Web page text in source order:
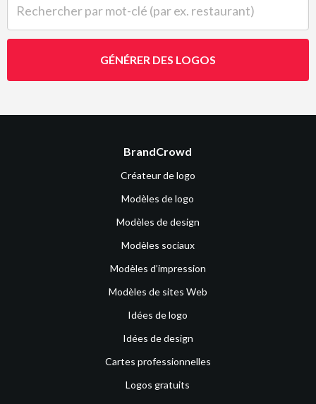
GÉNÉRER DES LOGOS
BrandCrowd
Créateur de logo
Modèles de logo
Modèles de design
Modèles sociaux
Modèles d’impression
Modèles de sites Web
Idées de logo
Idées de design
Cartes professionnelles
Logos gratuits